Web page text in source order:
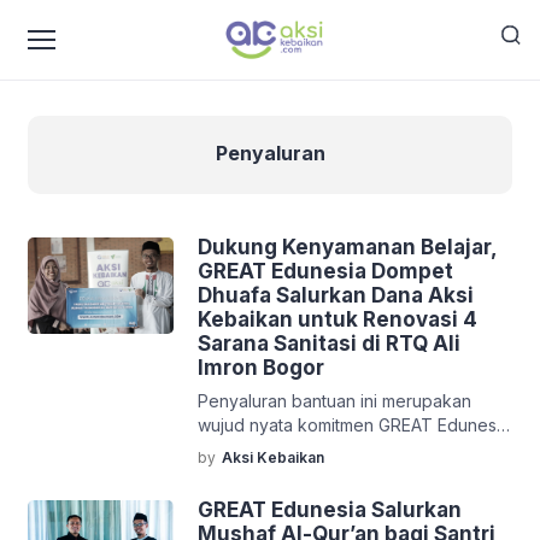
Penyaluran
Dukung Kenyamanan Belajar,
GREAT Edunesia Dompet
Dhuafa Salurkan Dana Aksi
Kebaikan untuk Renovasi 4
Sarana Sanitasi di RTQ Ali
Imron Bogor
Penyaluran bantuan ini merupakan
wujud nyata komitmen GREAT Edunesia
Dompet Dhuafa dalam menghadirkan
dampak sosial yang berkelanjutan di
bidang pendidikan keagamaan
berbasis masyarakat. RTQ Ali Imron
by Aksi Kebaikan
GREAT Edunesia Salurkan
Mushaf Al-Qur’an bagi Santri